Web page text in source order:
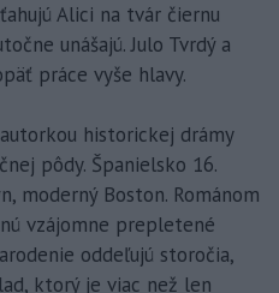
Alici na tvár čiernu
unášajú. Julo Tvrdý a
práce vyše hlavy.
historickej drámy
pôdy. Španielsko 16.
moderný Boston. Románom
vzájomne prepletené
oddeľujú storočia,
ktorý je viac než len